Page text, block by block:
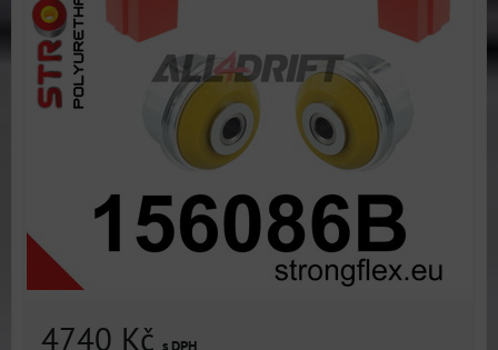
4740 Kč s DPH